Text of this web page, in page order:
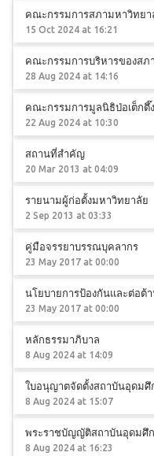
คณะกรรมการสภามหาวิทยา
15 Oct 2024 at 16:21
คณะกรรมการบริหารของสภ
28 Aug 2024 at 14:16
คณะกรรมการมูลนิธิป่อเต็กตึ๊ง
22 Aug 2024 at 10:30
สถานที่สำคัญ
20 Mar 2013 at 04:09
รายนามผู้ก่อตั้งมหาวิทยาลัย
2 Sep 2013 at 03:33
คู่มือจรรยาบรรณบุคลากร
23 May 2017 at 00:00
นโยบายการป้องกันและต่อต้
23 May 2017 at 00:00
หลักธรรมาภิบาล
8 Aug 2024 at 14:09
ใบอนุญาตจัดตั้งสถาบันอุดมศึ
8 Aug 2024 at 15:07
พระราชบัญญัติสถาบันอุดมศึ
8 Aug 2024 at 16:23